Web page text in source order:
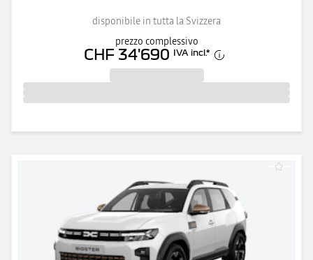
disponibile in tutta la Svizzera
prezzo complessivo
CHF 34'690 IVA incl.*